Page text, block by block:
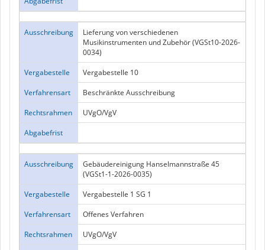
Ausschreibung
Lieferung von verschiedenen
Musikinstrumenten und Zubehör (VGSt10-2026-
0034)
Vergabestelle
Vergabestelle 10
Verfahrensart
Beschränkte Ausschreibung
Rechtsrahmen
UVgO/VgV
Abgabefrist
Ausschreibung
Gebäudereinigung Hanselmannstraße 45
(VGSt1-1-2026-0035)
Vergabestelle
Vergabestelle 1 SG 1
Verfahrensart
Offenes Verfahren
Rechtsrahmen
UVgO/VgV